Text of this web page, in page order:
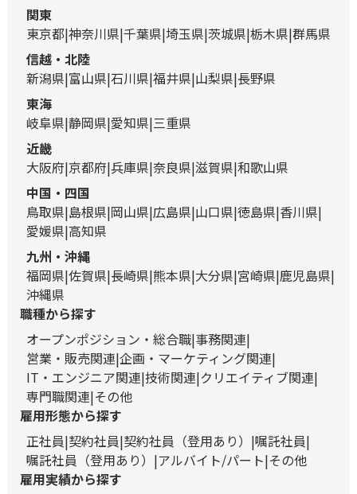
関東
東京都 神奈川県 千葉県 埼玉県 茨城県 栃木県 群馬県
信越・北陸
新潟県 富山県 石川県 福井県 山梨県 長野県
東海
岐阜県 静岡県 愛知県 三重県
近畿
大阪府 京都府 兵庫県 奈良県 滋賀県 和歌山県
中国・四国
鳥取県 島根県 岡山県 広島県 山口県 徳島県 香川県
愛媛県 高知県
九州・沖縄
福岡県 佐賀県 長崎県 熊本県 大分県 宮崎県 鹿児島県
沖縄県
職種から探す
オープンポジション・総合職 事務関連
営業・販売関連 企画・マーケティング関連
IT・エンジニア関連 技術関連 クリエイティブ関連
専門職関連 その他
雇用形態から探す
正社員 契約社員 契約社員（登用あり）
嘱託社員
嘱託社員（登用あり）
アルバイト/パート その他
雇用実績から探す